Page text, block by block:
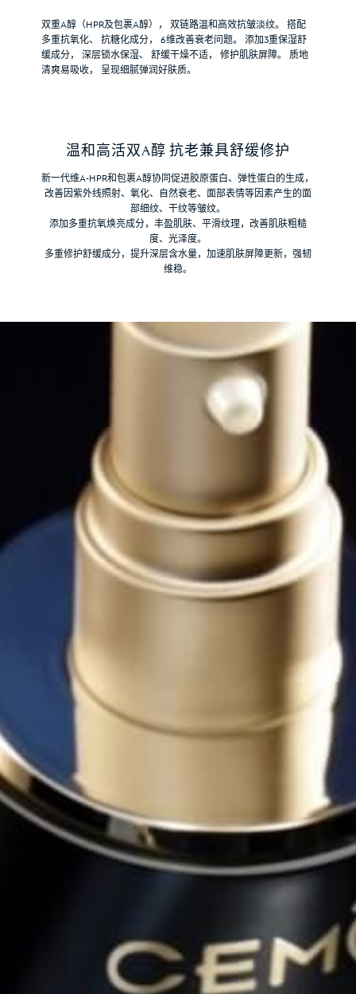
双重A醇（HPR及包裹A醇）， 双链路温和高效抗皱淡纹。 搭配
多重抗氧化、 抗糖化成分， 6维改善衰老问题。 添加3重保湿舒
缓成分， 深层锁水保湿、 舒缓干燥不适， 修护肌肤屏障。 质地
清爽易吸收， 呈现细腻弹润好肤质。
温和高活双A醇 抗老兼具舒缓修护
新一代维A-HPR和包裹A醇协同促进胶原蛋白、弹性蛋白的生成，
改善因紫外线照射、氧化、自然衰老、面部表情等因素产生的面
部细纹、干纹等皱纹。
添加多重抗氧焕亮成分，丰盈肌肤、平滑纹理，改善肌肤粗糙
度、光泽度。
多重修护舒缓成分，提升深层含水量，加速肌肤屏障更新，强韧
维稳。